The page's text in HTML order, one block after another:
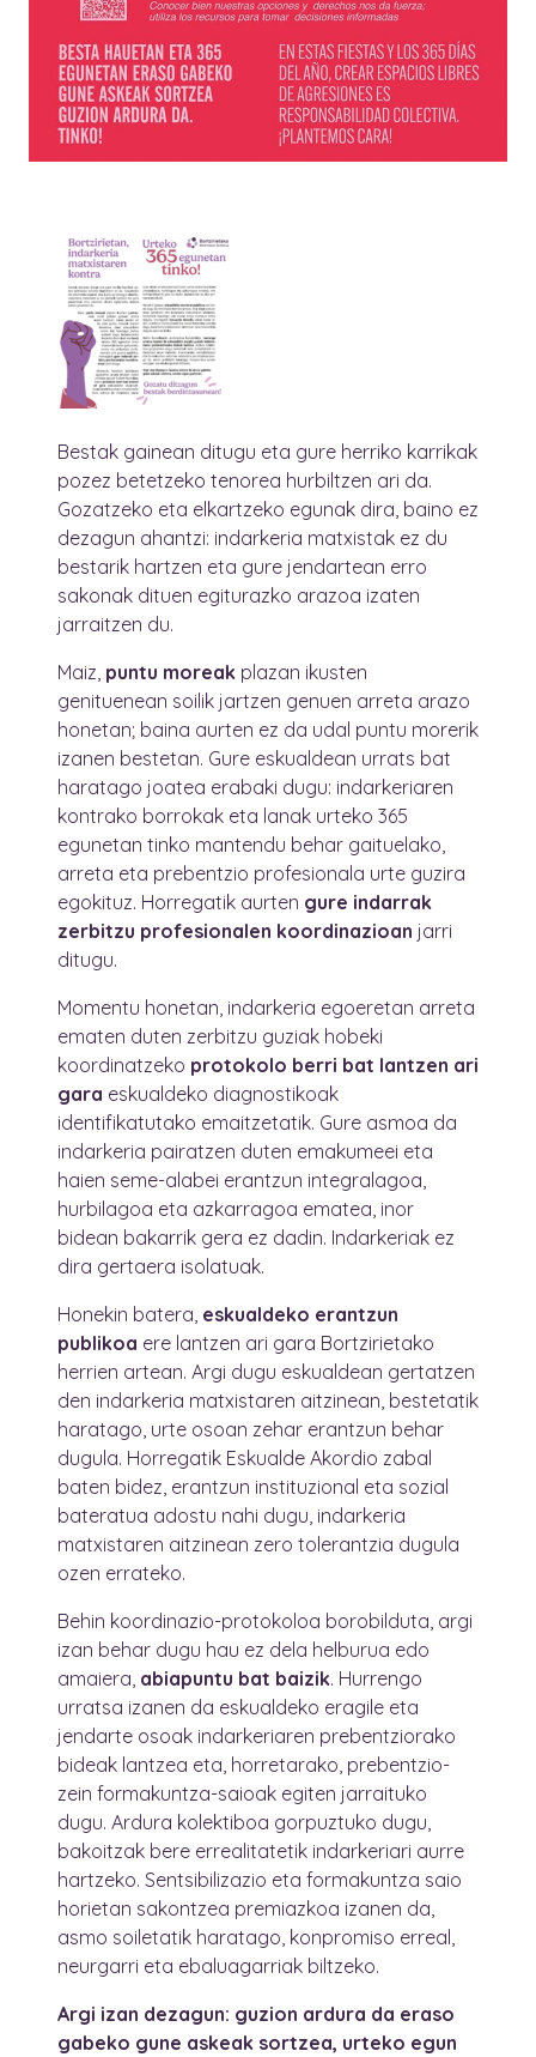
Bestak gainean ditugu eta gure herriko karrikak
pozez betetzeko tenorea hurbiltzen ari da.
Gozatzeko eta elkartzeko egunak dira, baino ez
dezagun ahantzi: indarkeria matxistak ez du
bestarik hartzen eta gure jendartean erro
sakonak dituen egiturazko arazoa izaten
jarraitzen du.
Maiz, puntu moreak plazan ikusten
genituenean soilik jartzen genuen arreta arazo
honetan; baina aurten ez da udal puntu morerik
izanen bestetan. Gure eskualdean urrats bat
haratago joatea erabaki dugu: indarkeriaren
kontrako borrokak eta lanak urteko 365
egunetan tinko mantendu behar gaituelako,
arreta eta prebentzio profesionala urte guzira
egokituz. Horregatik aurten gure indarrak
zerbitzu profesionalen koordinazioan jarri
ditugu.
Momentu honetan, indarkeria egoeretan arreta
ematen duten zerbitzu guziak hobeki
koordinatzeko protokolo berri bat lantzen ari
gara eskualdeko diagnostikoak
identifikatutako emaitzetatik. Gure asmoa da
indarkeria pairatzen duten emakumeei eta
haien seme-alabei erantzun integralagoa,
hurbilagoa eta azkarragoa ematea, inor
bidean bakarrik gera ez dadin. Indarkeriak ez
dira gertaera isolatuak.
Honekin batera, eskualdeko erantzun
publikoa ere lantzen ari gara Bortzirietako
herrien artean. Argi dugu eskualdean gertatzen
den indarkeria matxistaren aitzinean, bestetatik
haratago, urte osoan zehar erantzun behar
dugula. Horregatik Eskualde Akordio zabal
baten bidez, erantzun instituzional eta sozial
bateratua adostu nahi dugu, indarkeria
matxistaren aitzinean zero tolerantzia dugula
ozen errateko.
Behin koordinazio-protokoloa borobilduta, argi
izan behar dugu hau ez dela helburua edo
amaiera, abiapuntu bat baizik. Hurrengo
urratsa izanen da eskualdeko eragile eta
jendarte osoak indarkeriaren prebentziorako
bideak lantzea eta, horretarako, prebentzio-
zein formakuntza-saioak egiten jarraituko
dugu. Ardura kolektiboa gorpuztuko dugu,
bakoitzak bere errealitatetik indarkeriari aurre
hartzeko. Sentsibilizazio eta formakuntza saio
horietan sakontzea premiazkoa izanen da,
asmo soiletatik haratago, konpromiso erreal,
neurgarri eta ebaluagarriak biltzeko.
Argi izan dezagun: guzion ardura da eraso
gabeko gune askeak sortzea, urteko egun